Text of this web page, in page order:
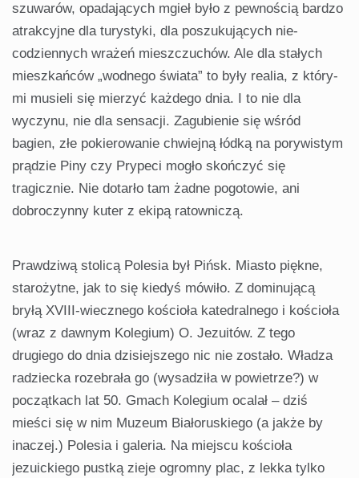
szuwarów, opadających mgieł było z pewnością bardzo
atrakcyjne dla turystyki, dla poszukujących nie­
codziennych wrażeń mieszczuchów. Ale dla stałych
mieszkańców „wod­nego świata” to były realia, z który­
mi musieli się mierzyć każdego dnia. I to nie dla
wyczynu, nie dla sensacji. Zagubienie się wśród
bagien, złe po­kierowanie chwiejną łódką na porywi­stym
prądzie Piny czy Prypeci mogło skończyć się
tragicznie. Nie dotarło tam żadne pogotowie, ani
dobroczyn­ny kuter z ekipą ratowniczą.
Prawdziwą stolicą Polesia był Pińsk. Miasto piękne,
starożytne, jak to się kiedyś mówiło. Z dominującą
bryłą XVIII-wiecznego kościoła katedralnego i kościoła
(wraz z dawnym Kolegium) O. Jezuitów. Z tego
drugiego do dnia dzisiejszego nic nie zostało. Władza
ra­dziecka rozebrała go (wysadziła w po­wietrze?) w
początkach lat 50. Gmach Kolegium ocalał – dziś
mieści się w nim Muzeum Białoruskiego (a jakże by
ina­czej.) Polesia i galeria. Na miejscu ko­ścioła
jezuickiego pustką zieje ogromny plac, z lekka tylko